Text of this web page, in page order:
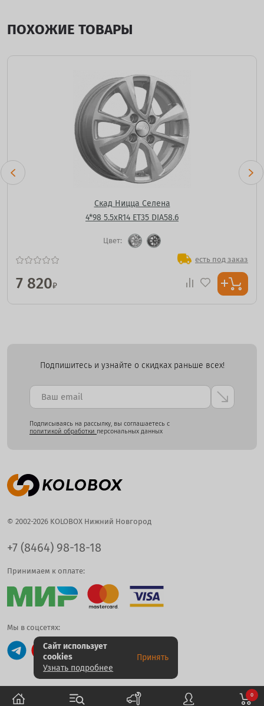
ПОХОЖИЕ ТОВАРЫ
Скад Ницца Селена
4*98 5.5xR14 ET35 DIA58.6
Цвет:
есть под заказ
7 820₽
Подпишитесь и узнайте о скидках раньше всех!
Подписываясь на рассылку, вы соглашаетесь с
политикой обработки персональных данных
© 2002-2026 KOLOBOX Нижний Новгород
+7 (8464) 98-18-18
Принимаем к оплате:
Мы в соцсетях:
0
Сайт использует
cookies
Узнать подробнее
Принять